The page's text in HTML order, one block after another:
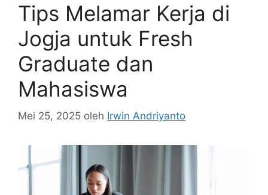
Tips Melamar Kerja di
Jogja untuk Fresh
Graduate dan
Mahasiswa
Mei 25, 2025 oleh Irwin Andriyanto